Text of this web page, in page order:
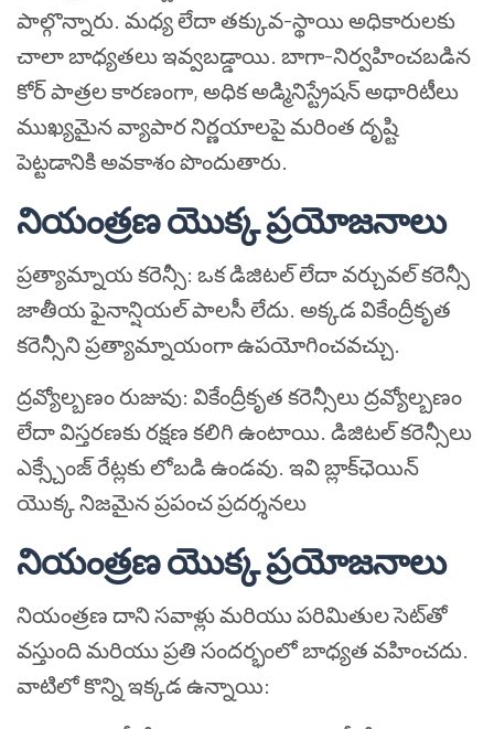
పాల్గొన్నారు. మధ్య లేదా తక్కువ-స్థాయి అధికారులకు
చాలా బాధ్యతలు ఇవ్వబడ్డాయి. బాగా-నిర్వహించబడిన
కోర్ పాత్రల కారణంగా, అధిక అడ్మినిస్ట్రేషన్ అథారిటీలు
ముఖ్యమైన వ్యాపార నిర్ణయాలపై మరింత దృష్టి
పెట్టడానికి అవకాశం పొందుతారు.
నియంత్రణ యొక్క ప్రయోజనాలు
ప్రత్యామ్నాయ కరెన్సీ: ఒక డిజిటల్ లేదా వర్చువల్ కరెన్సీ
జాతీయ ఫైనాన్షియల్ పాలసీ లేదు. అక్కడ వికేంద్రీకృత
కరెన్సీని ప్రత్యామ్నాయంగా ఉపయోగించవచ్చు.
ద్రవ్యోల్బణం రుజువు: వికేంద్రీకృత కరెన్సీలు ద్రవ్యోల్బణం
లేదా విస్తరణకు రక్షణ కలిగి ఉంటాయి. డిజిటల్ కరెన్సీలు
ఎక్స్చేంజ్ రేట్లకు లోబడి ఉండవు. ఇవి బ్లాక్‌ఛెయిన్
యొక్క నిజమైన ప్రపంచ ప్రదర్శనలు
నియంత్రణ యొక్క ప్రయోజనాలు
నియంత్రణ దాని సవాళ్లు మరియు పరిమితుల సెట్‌తో
వస్తుంది మరియు ప్రతి సందర్భంలో బాధ్యత వహించదు.
వాటిలో కొన్ని ఇక్కడ ఉన్నాయి: